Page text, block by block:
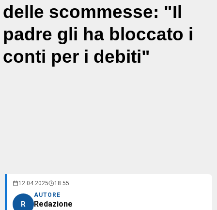
delle scommesse: "Il
padre gli ha bloccato i
conti per i debiti"
12.04.2025 18:55
R
AUTORE
Redazione